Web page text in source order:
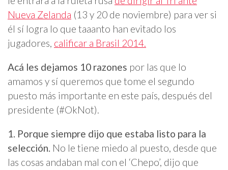
Nueva Zelanda (13 y 20 de noviembre) para ver si
él sí logra lo que taaanto han evitado los
jugadores, calificar a Brasil 2014.
Acá les dejamos 10 razones por las que lo
amamos y sí queremos que tome el segundo
puesto más importante en este país, después del
presidente (#OkNot).
1. Porque siempre dijo que estaba listo para la
selección. No le tiene miedo al puesto, desde que
las cosas andaban mal con el ‘Chepo’, dijo que